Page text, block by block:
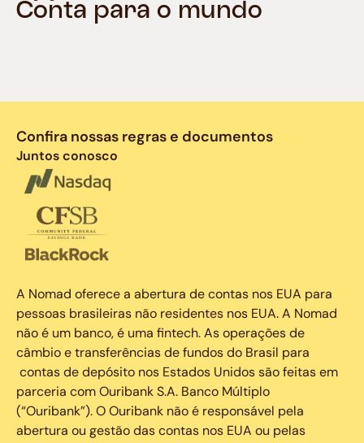
Conta para o mundo
Confira nossas regras e documentos
Juntos conosco
A Nomad oferece a abertura de contas nos EUA para
pessoas brasileiras não residentes nos EUA. A Nomad
não é um banco, é uma fintech. As operações de
câmbio e transferências de fundos do Brasil para
contas de depósito nos Estados Unidos são feitas em
parceria com Ouribank S.A. Banco Múltiplo
(“Ouribank”). O Ouribank não é responsável pela
abertura ou gestão das contas nos EUA ou pelas